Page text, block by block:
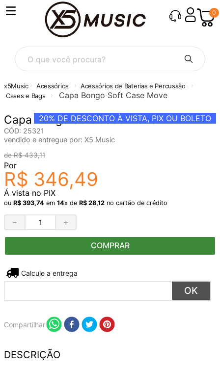
0
O que você procura?
Acessórios
Acessórios de Baterias e Percussão
Cases e Bags
Capa Bongo Soft Case Move
20% DE DESCONTO À VISTA, PIX OU BOLETO
Capa Bongo Soft Case Move
CÓD: 25321
vendido e entregue por: X5 Music
R$ 433,11
Por
R$ 346,49
Á vista no PIX
ou R$ 393,74 em 14x de R$ 28,12 no cartão de crédito
＋
－
COMPRAR
Não sei meu CEP
Compartilhar
DESCRIÇÃO